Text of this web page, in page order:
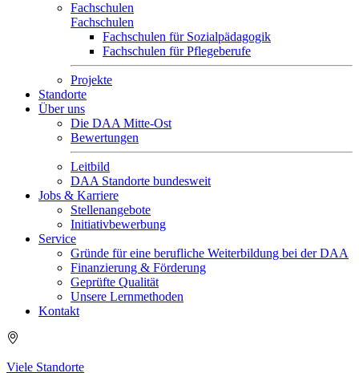
Fachschulen
Fachschulen
Fachschulen für Sozialpädagogik
Fachschulen für Pflegeberufe
Projekte
Standorte
Über uns
Die DAA Mitte-Ost
Bewertungen
Leitbild
DAA Standorte bundesweit
Jobs & Karriere
Stellenangebote
Initiativbewerbung
Service
Gründe für eine berufliche Weiterbildung bei der DAA
Finanzierung & Förderung
Geprüfte Qualität
Unsere Lernmethoden
Kontakt
Viele Standorte